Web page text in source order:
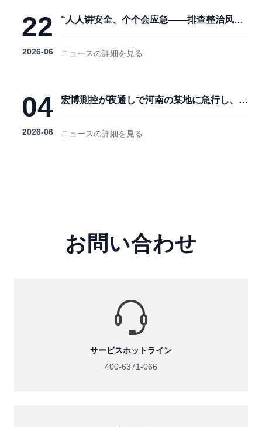
22
2026-06
“人人讲安全、个个会应急——排查整治风险
ニュースの詳細を見る
04
2026-06
宏博測控が夜通しで河南の某地に急行し、損
ニュースの詳細を見る
お問い合わせ
サービスホットライン
400-6371-066